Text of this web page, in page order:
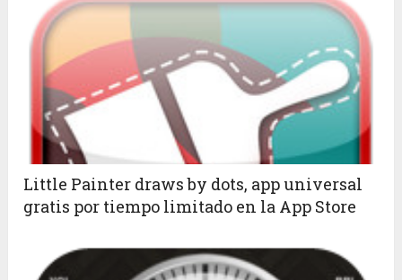
Little Painter draws by dots, app universal
gratis por tiempo limitado en la App Store